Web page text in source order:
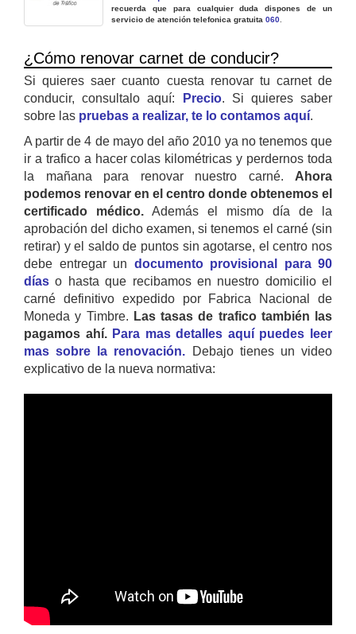
recuerda que para cualquier duda dispones de un
servicio de atención telefonica gratuita 060
¿Cómo renovar carnet de conducir?
Si quieres saer cuanto cuesta renovar tu carnet de
conducir, consultalo aquí:
Precio. Si quieres saber
sobre las pruebas a realizar, te lo contamos aquí.
A partir de 4 de mayo del año 2010 ya no tenemos que
ir a trafico a hacer colas kilométricas y perdernos toda
la mañana para renovar nuestro carné. Ahora
podemos renovar en el centro donde obtenemos el
certificado médico. Además el mismo día de la
aprobación del dicho examen, si tenemos el carné (sin
retirar) y el saldo de puntos sin agotarse, el centro nos
debe entregar un documento provisional para 90
días o hasta que recibamos en nuestro domicilio el
carné definitivo expedido por Fabrica Nacional de
Moneda y Timbre. Las tasas de trafico también las
pagamos ahí. Para mas detalles aquí puedes leer
mas sobre la renovación. Debajo tienes un video
explicativo de la nueva normativa: